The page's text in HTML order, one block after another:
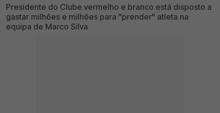
Presidente do Clube vermelho e branco está disposto a
gastar milhões e milhões para "prender" atleta na
equipa de Marco Silva